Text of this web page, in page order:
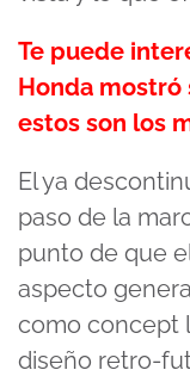
Te puede
Honda mostró
estos son los
El ya
paso de la
punto de que
aspecto
como concept
diseño retro-